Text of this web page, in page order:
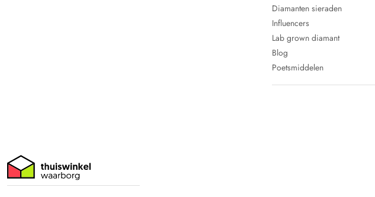
Diamanten sieraden
Influencers
Lab grown diamant
Blog
Poetsmiddelen